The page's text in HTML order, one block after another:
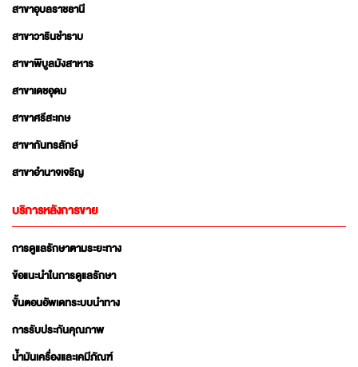
สาขาอุบลราชธานี
สาขาวารินชำราบ
สาขาพิบูลมังสาหาร
สาขาเดชอุดม
สาขาศรีสะเกษ
สาขากันทรลักษ์
สาขาอำนาจเจริญ
บริการหลังการขาย
การดูแลรักษาตามระยะทาง
ข้อแนะนำในการดูแลรักษา
ขั้นตอนอัพเดทระบบนำทาง
การรับประกันคุณภาพ
น้ำมันเครื่องและเคมีภัณฑ์